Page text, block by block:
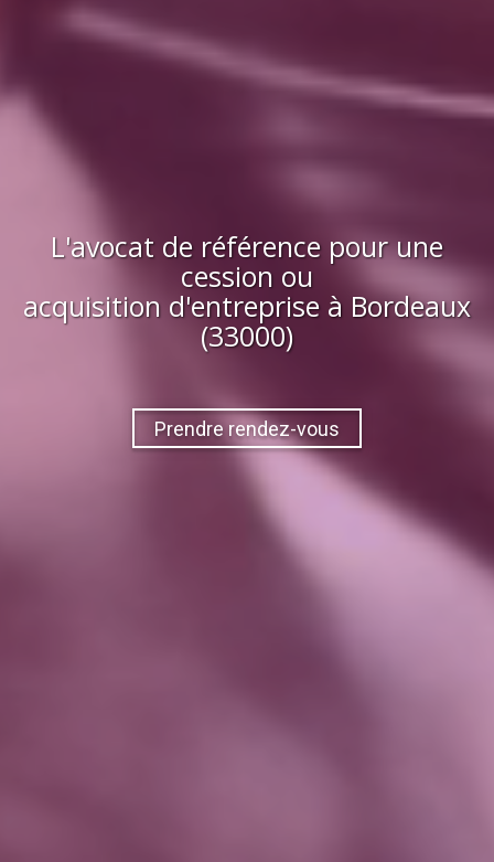
L'avocat de référence pour une
cession ou
acquisition d'entreprise à Bordeaux
(33000)
Prendre rendez-vous